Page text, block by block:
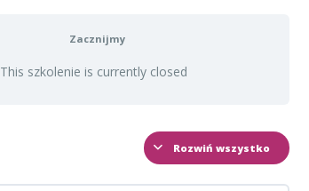
Zacznijmy
This szkolenie is currently closed
Rozwiń wszystko